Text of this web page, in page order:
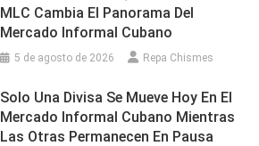
MLC Cambia El Panorama Del
Mercado Informal Cubano
5 de agosto de 2026 Repa Chismes
Solo Una Divisa Se Mueve Hoy En El
Mercado Informal Cubano Mientras
Las Otras Permanecen En Pausa